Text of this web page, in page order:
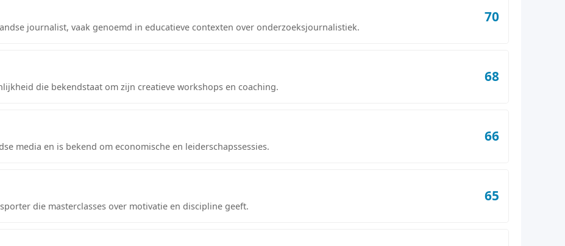
journalist, vaak genoemd in educatieve contexten over onderzoeksjournalistiek.
70
die bekendstaat om zijn creatieve workshops en coaching.
68
media en is bekend om economische en leiderschapssessies.
66
die masterclasses over motivatie en discipline geeft.
65